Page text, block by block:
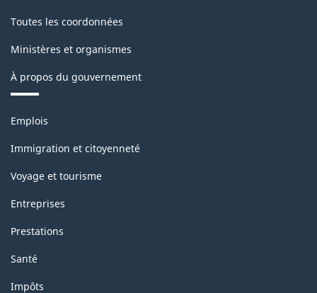
Toutes les coordonnées
Ministères et organismes
À propos du gouvernement
Thèmes
sujets
Emplois
Immigration et citoyenneté
Voyage et tourisme
Entreprises
Prestations
Santé
Impôts